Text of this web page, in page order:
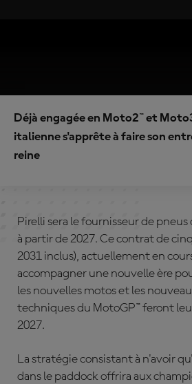
Déjà engagée en Moto2™ et
italienne s'apprête à faire son
reine
Pirelli sera le fournisseur de
à partir de 2027. Ce contrat de
2031 inclus), actuellement en
accompagner une nouvelle ère
les nouvelles motos et les
techniques du MotoGP™ feront
2027.
La stratégie consistant à n'avoir
dans le paddock offrira aux